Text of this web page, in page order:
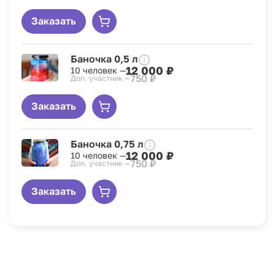
Заказать
Баночка 0,5 л
10 человек —12 000 ₽
Доп. участник —750 ₽
Заказать
Баночка 0,75 л
10 человек —12 000 ₽
Доп. участник —750 ₽
Заказать